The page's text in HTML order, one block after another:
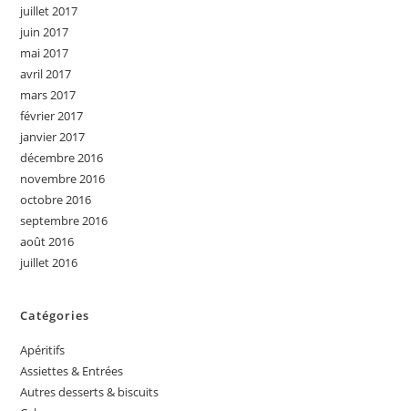
juillet 2017
juin 2017
mai 2017
avril 2017
mars 2017
février 2017
janvier 2017
décembre 2016
novembre 2016
octobre 2016
septembre 2016
août 2016
juillet 2016
Catégories
Apéritifs
Assiettes & Entrées
Autres desserts & biscuits